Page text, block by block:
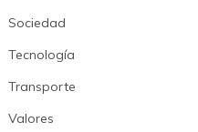
Sociedad
Tecnología
Transporte
Valores